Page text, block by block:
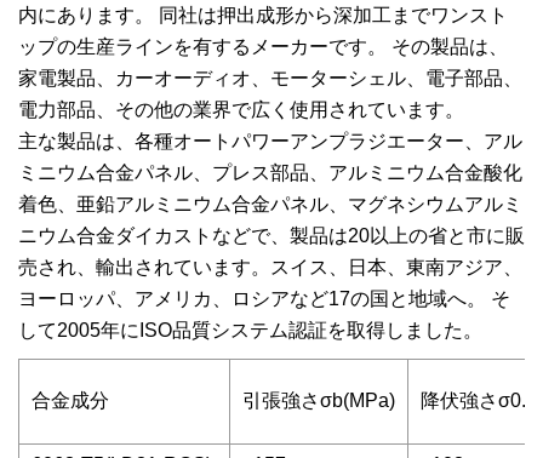
内にあります。 同社は押出成形から深加工までワンスト
ップの生産ラインを有するメーカーです。 その製品は、
家電製品、カーオーディオ、モーターシェル、電子部品、
電力部品、その他の業界で広く使用されています。
主な製品は、各種オートパワーアンプラジエーター、アル
ミニウム合金パネル、プレス部品、アルミニウム合金酸化
着色、亜鉛アルミニウム合金パネル、マグネシウムアルミ
ニウム合金ダイカストなどで、製品は20以上の省と市に販
売され、輸出されています。スイス、日本、東南アジア、
ヨーロッパ、アメリカ、ロシアなど17の国と地域へ。 そ
して2005年にISO品質システム認証を取得しました。
合金成分 引張強さσb(MPa) 降伏強さ